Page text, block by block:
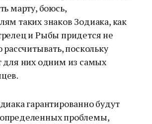
марту, боюсь,
таких знаков Зодиака, как
и Рыбы придется не
рассчитывать, поскольку
для них одним из самых
гарантированно будут
проблемы,